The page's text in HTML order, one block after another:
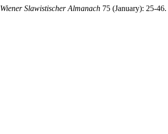
Wiener Slawistischer Almanach 75 (January): 25-46.